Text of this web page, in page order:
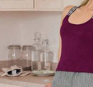
3.8K 追蹤者